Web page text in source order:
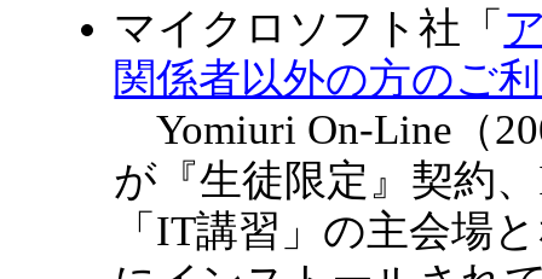
マイクロソフト社「
関係者以外の方のご
Yomiuri On-Line（
が『生徒限定』契約
「IT講習」の主会場